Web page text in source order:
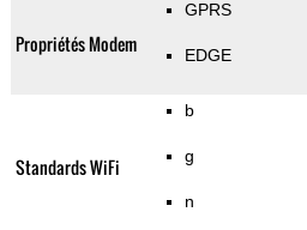
Propriétés Modem
GPRS
EDGE
Standards WiFi
b
g
n